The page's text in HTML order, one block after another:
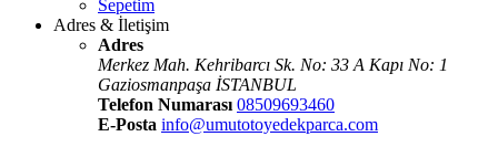
Sepetim
Adres & İletişim
Adres
Merkez Mah. Kehribarcı Sk. No: 33 A Kapı No: 1
Gaziosmanpaşa İSTANBUL
Telefon Numarası 08509693460
E-Posta info@umutotoyedekparca.com